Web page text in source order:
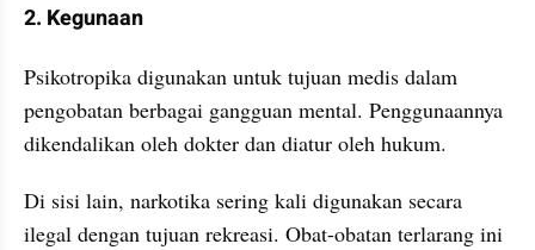
2. Kegunaan
Psikotropika digunakan untuk tujuan medis dalam
pengobatan berbagai gangguan mental. Penggunaannya
dikendalikan oleh dokter dan diatur oleh hukum.
Di sisi lain, narkotika sering kali digunakan secara
ilegal dengan tujuan rekreasi. Obat-obatan terlarang ini